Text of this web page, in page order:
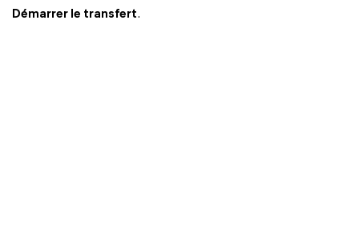
Démarrer le transfert.